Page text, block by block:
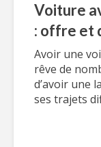
Voiture
: offre et
Avoir une
rêve de
d’avoir une
ses trajets